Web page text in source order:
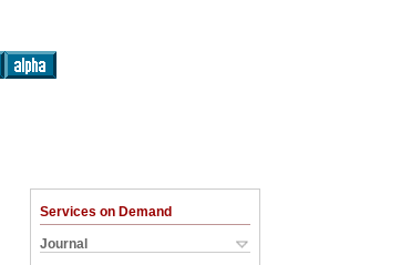
Services on Demand
Journal